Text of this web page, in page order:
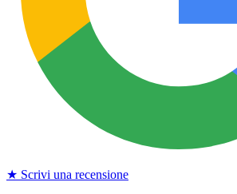
★ Scrivi una recensione